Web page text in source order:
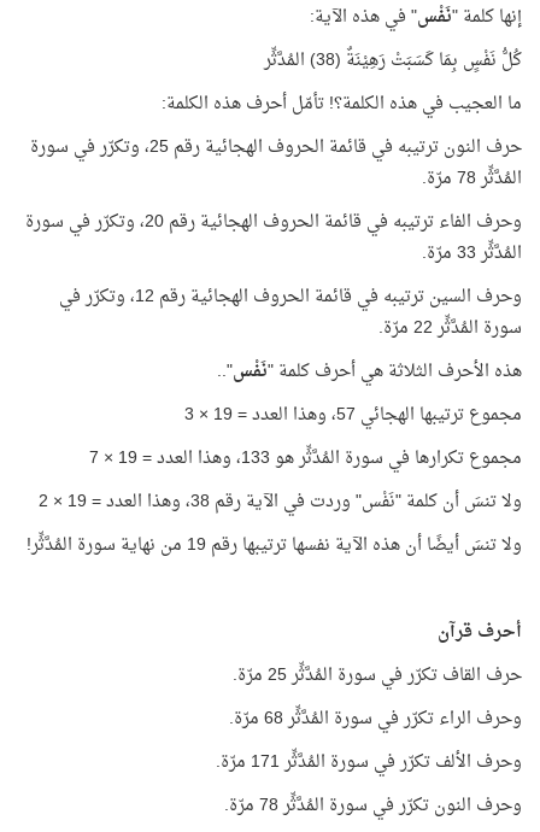
إنها كلمة "نَفْس" في هذه الآية:
كُلُّ نَفْسٍ بِمَا كَسَبَتْ رَهِيْنَةٌ (38) المُدَّثِّر
ما العجيب في هذه الكلمة؟! تأمّل أحرف هذه الكلمة:
حرف النون ترتيبه في قائمة الحروف الهجائية رقم 25، وتكرّر في سورة
المُدَّثِّر 78 مرّة.
وحرف الفاء ترتيبه في قائمة الحروف الهجائية رقم 20، وتكرّر في سورة
المُدَّثِّر 33 مرّة.
وحرف السين ترتيبه في قائمة الحروف الهجائية رقم 12، وتكرّر في
سورة المُدَّثِّر 22 مرّة.
هذه الأحرف الثلاثة هي أحرف كلمة "نَفْس"..
مجموع ترتيبها الهجائي 57، وهذا العدد = 19 × 3
مجموع تكرارها في سورة المُدَّثِّر هو 133، وهذا العدد = 19 × 7
ولا تنسَ أن كلمة "نَفْس" وردت في الآية رقم 38، وهذا العدد = 19 × 2
ولا تنسَ أيضًا أن هذه الآية نفسها ترتيبها رقم 19 من نهاية سورة المُدَّثِّر!
أحرف قرآن
حرف القاف تكرّر في سورة المُدَّثِّر 25 مرّة.
وحرف الراء تكرّر في سورة المُدَّثِّر 68 مرّة.
وحرف الألف تكرّر في سورة المُدَّثِّر 171 مرّة.
وحرف النون تكرّر في سورة المُدَّثِّر 78 مرّة.